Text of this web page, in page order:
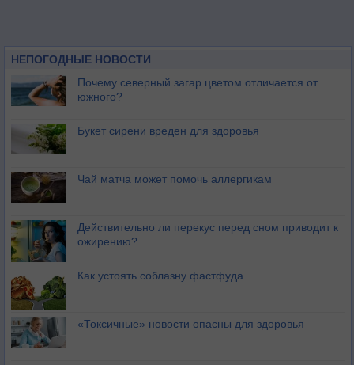
НЕПОГОДНЫЕ НОВОСТИ
Почему северный загар цветом отличается от
южного?
Букет сирени вреден для здоровья
Чай матча может помочь аллергикам
Действительно ли перекус перед сном приводит к
ожирению?
Как устоять соблазну фастфуда
«Токсичные» новости опасны для здоровья